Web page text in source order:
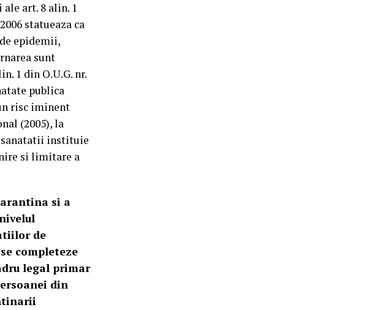
art. 8 alin. 1
statueaza ca
epidemii,
sunt
1 din O.U.G. nr.
publica
risc iminent
(2005), la
instituie
si limitare a
si a
de
completeze
legal primar
din